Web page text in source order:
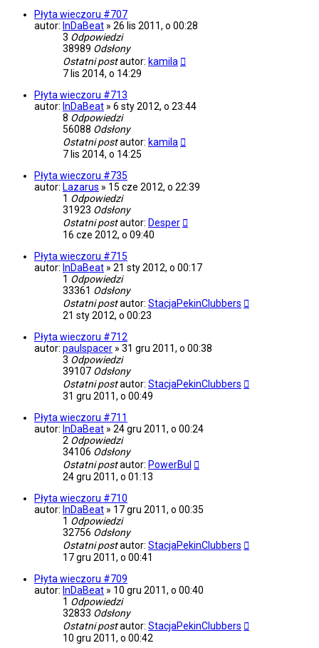
Płyta wieczoru #707
autor: InDaBeat » 26 lis 2011, o 00:28
3 Odpowiedzi
38989 Odsłony
Ostatni postautor: kamila
7 lis 2014, o 14:29
Płyta wieczoru #713
autor: InDaBeat » 6 sty 2012, o 23:44
8 Odpowiedzi
56088 Odsłony
Ostatni postautor: kamila
7 lis 2014, o 14:25
Płyta wieczoru #735
autor: Lazarus » 15 cze 2012, o 22:39
1 Odpowiedzi
31923 Odsłony
Ostatni postautor: Desper
16 cze 2012, o 09:40
Płyta wieczoru #715
autor: InDaBeat » 21 sty 2012, o 00:17
1 Odpowiedzi
33361 Odsłony
Ostatni postautor: StacjaPekinClubbers
21 sty 2012, o 00:23
Płyta wieczoru #712
autor: paulspacer » 31 gru 2011, o 00:38
3 Odpowiedzi
39107 Odsłony
Ostatni postautor: StacjaPekinClubbers
31 gru 2011, o 00:49
Płyta wieczoru #711
autor: InDaBeat » 24 gru 2011, o 00:24
2 Odpowiedzi
34106 Odsłony
Ostatni postautor: PowerBul
24 gru 2011, o 01:13
Płyta wieczoru #710
autor: InDaBeat » 17 gru 2011, o 00:35
1 Odpowiedzi
32756 Odsłony
Ostatni postautor: StacjaPekinClubbers
17 gru 2011, o 00:41
Płyta wieczoru #709
autor: InDaBeat » 10 gru 2011, o 00:40
1 Odpowiedzi
32833 Odsłony
Ostatni postautor: StacjaPekinClubbers
10 gru 2011, o 00:42